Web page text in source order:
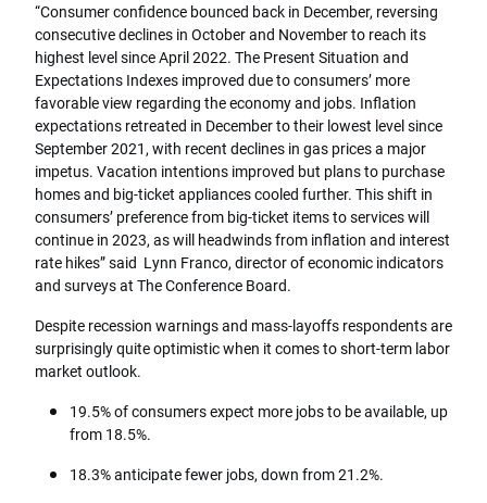
“Consumer confidence bounced back in December, reversing
consecutive declines in October and November to reach its
highest level since April 2022. The Present Situation and
Expectations Indexes improved due to consumers’ more
favorable view regarding the economy and jobs. Inflation
expectations retreated in December to their lowest level since
September 2021, with recent declines in gas prices a major
impetus. Vacation intentions improved but plans to purchase
homes and big-ticket appliances cooled further. This shift in
consumers’ preference from big-ticket items to services will
continue in 2023, as will headwinds from inflation and interest
rate hikes” said Lynn Franco, director of economic indicators
and surveys at The Conference Board.
Despite recession warnings and mass-layoffs respondents are
surprisingly quite optimistic when it comes to short-term labor
market outlook.
19.5% of consumers expect more jobs to be available, up
from 18.5%.
18.3% anticipate fewer jobs, down from 21.2%.